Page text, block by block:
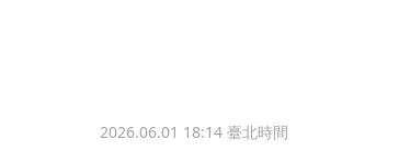
2026.06.01 18:14臺北時間